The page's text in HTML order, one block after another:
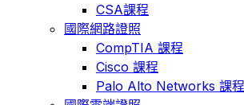
CSA課程
國際網路證照
CompTIA 課程
Cisco 課程
Palo Alto Networks 課程